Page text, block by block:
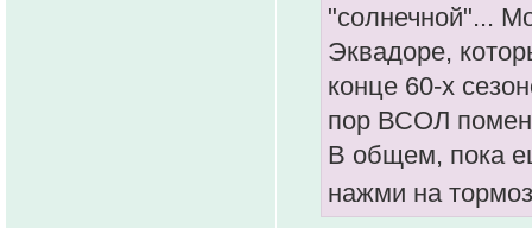
"солнечной"...
Эквадоре,
конце 60-х
пор ВСОЛ
В общем, пока
нажми на